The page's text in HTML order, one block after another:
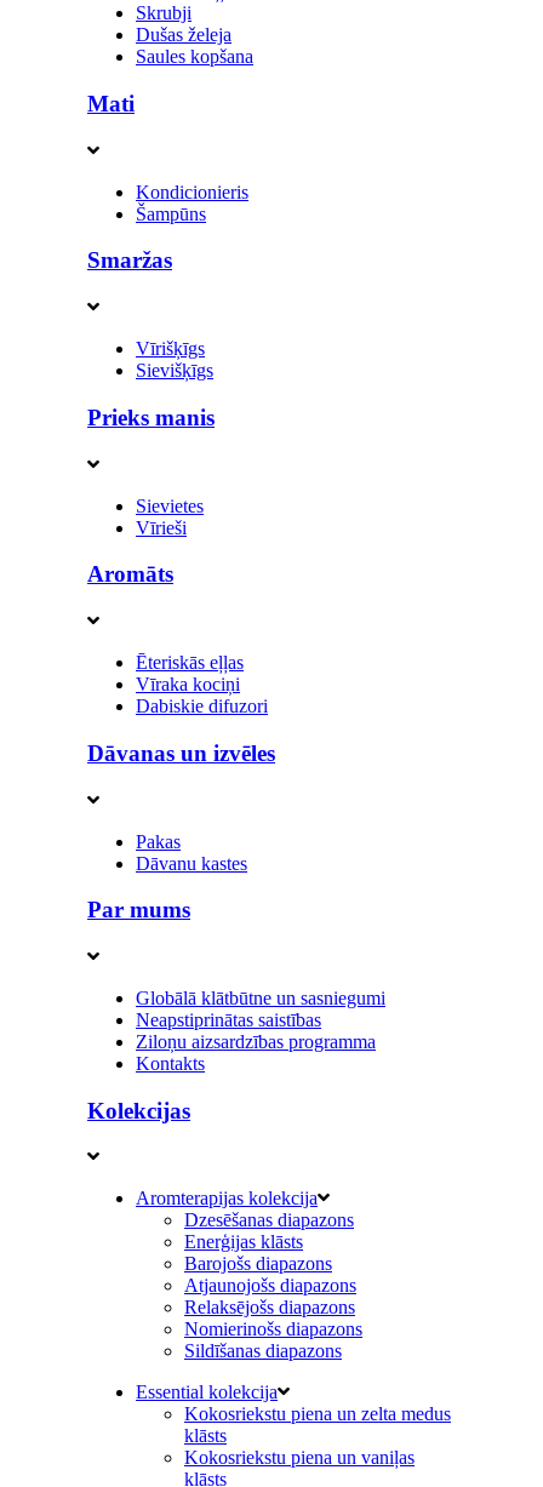
Skrubji
Dušas želeja
Saules kopšana
Mati
Kondicionieris
Šampūns
Smaržas
Vīrišķīgs
Sievišķīgs
Prieks manis
Sievietes
Vīrieši
Aromāts
Ēteriskās eļļas
Vīraka kociņi
Dabiskie difuzori
Dāvanas un izvēles
Pakas
Dāvanu kastes
Par mums
Globālā klātbūtne un sasniegumi
Neapstiprinātas saistības
Ziloņu aizsardzības programma
Kontakts
Kolekcijas
Aromterapijas kolekcija
Dzesēšanas diapazons
Enerģijas klāsts
Barojošs diapazons
Atjaunojošs diapazons
Relaksējošs diapazons
Nomierinošs diapazons
Sildīšanas diapazons
Essential kolekcija
Kokosriekstu piena un zelta medus
klāsts
Kokosriekstu piena un vaniļas
klāsts